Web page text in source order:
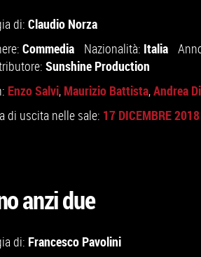
di: Claudio Norza
Commedia Nazionalità: Italia
Sunshine Production
Enzo Salvi, Maurizio Battista,Andrea
di uscita nelle sale: 17 DICEMBRE 2018
anzi due
di: Francesco Pavolini